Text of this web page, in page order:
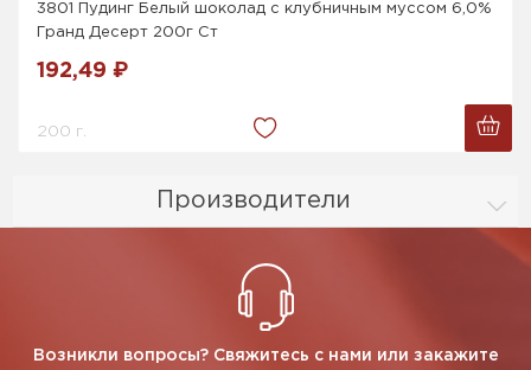
Производители
3801 Пудинг Белый шоколад с клубничным муссом 6,0%
Гранд Десерт 200г Ст
192,49 ₽
200 г.
Возникли вопросы? Свяжитесь с нами или закажите